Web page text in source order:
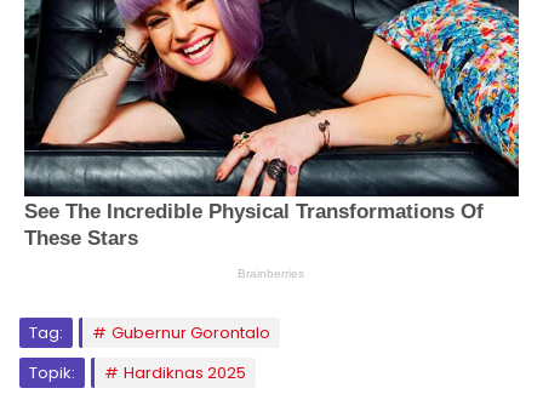
Tag:
Gubernur Gorontalo
Topik:
Hardiknas 2025